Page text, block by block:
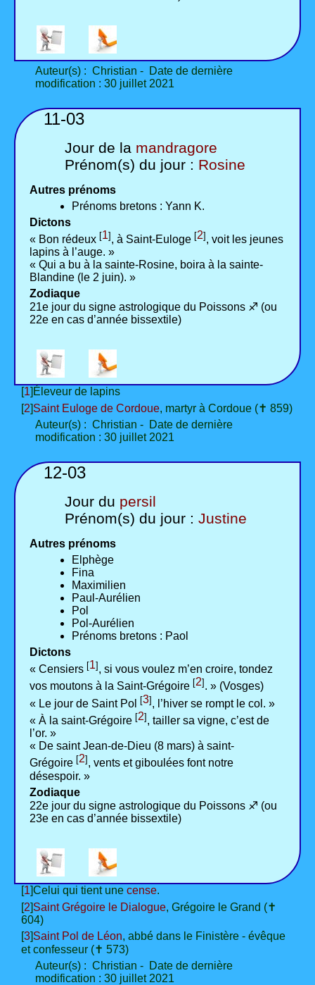
Auteur(s) : Christian - Date de dernière
modification : 30 juillet 2021
11-03
Jour de la mandragore
Prénom(s) du jour : Rosine
Autres prénoms
Prénoms bretons : Yann K.
Dictons
« Bon rédeux [1], à Saint-Euloge [2], voit les jeunes
lapins à l’auge. »
« Qui a bu à la sainte-Rosine, boira à la sainte-
Blandine (le 2 juin). »
Zodiaque
21e jour du signe astrologique du Poissons ♐ (ou
22e en cas d’année bissextile)
[1]Éleveur de lapins
[2]Saint Euloge de Cordoue, martyr à Cordoue (✝ 859)
Auteur(s) : Christian - Date de dernière
modification : 30 juillet 2021
12-03
Jour du persil
Prénom(s) du jour : Justine
Autres prénoms
Elphège
Fina
Maximilien
Paul-Aurélien
Pol
Pol-Aurélien
Prénoms bretons : Paol
Dictons
« Censiers [1] , si vous voulez m’en croire, tondez
vos moutons à la Saint-Grégoire [2] . » (Vosges)
« Le jour de Saint Pol [3], l’hiver se rompt le col. »
« À la saint-Grégoire [2] , tailler sa vigne, c’est de
l’or. »
« De saint Jean-de-Dieu (8 mars) à saint-
Grégoire [2] , vents et giboulées font notre
désespoir. »
Zodiaque
22e jour du signe astrologique du Poissons ♐ (ou
23e en cas d’année bissextile)
[1]Celui qui tient une cense.
[2]Saint Grégoire le Dialogue, Grégoire le Grand (✝
604)
[3]Saint Pol de Léon, abbé dans le Finistère - évêque
et confesseur (✝ 573)
Auteur(s) : Christian - Date de dernière
modification : 30 juillet 2021